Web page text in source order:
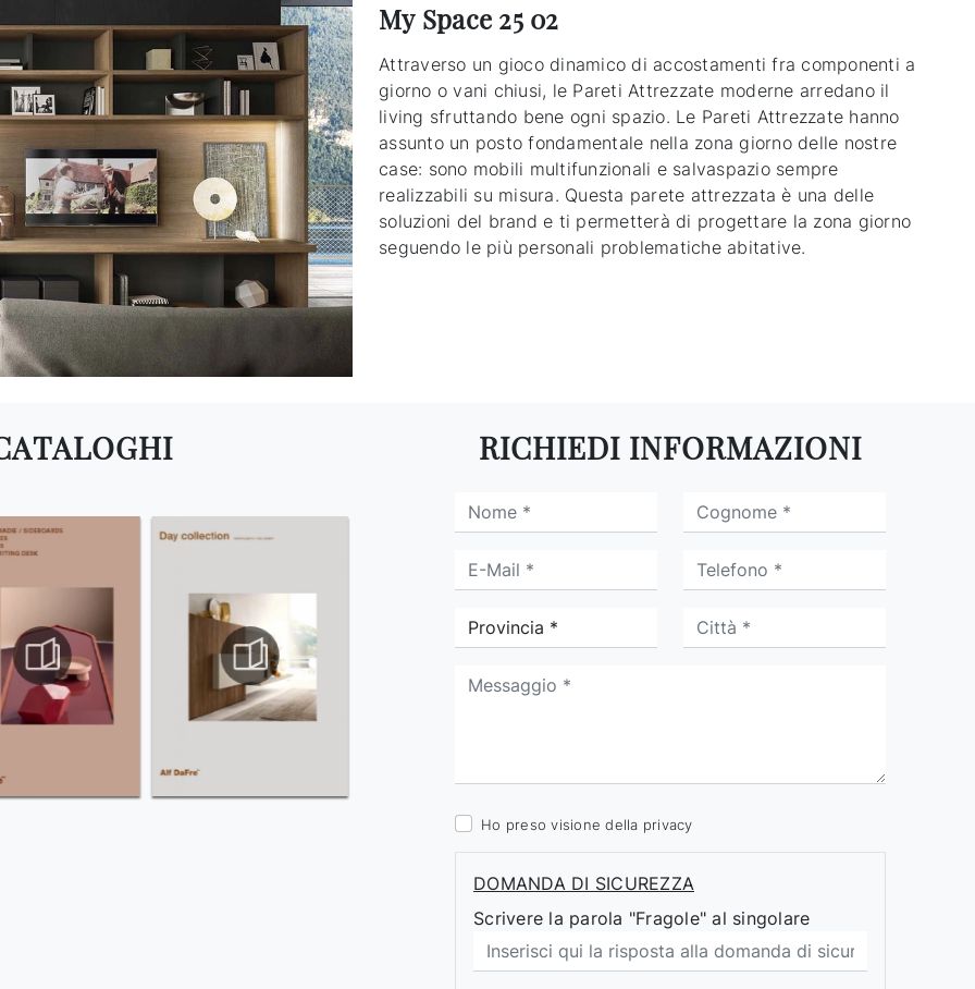
My Space 25 02
Attraverso un gioco dinamico di accostamenti fra componenti a
giorno o vani chiusi, le Pareti Attrezzate moderne arredano il
living sfruttando bene ogni spazio. Le Pareti Attrezzate hanno
assunto un posto fondamentale nella zona giorno delle nostre
case: sono mobili multifunzionali e salvaspazio sempre
realizzabili su misura. Questa parete attrezzata è una delle
soluzioni del brand e ti permetterà di progettare la zona giorno
seguendo le più personali problematiche abitative.
RICHIEDI INFORMAZIONI
Ho preso visione della privacy
DOMANDA DI SICUREZZA
Scrivere la parola "Fragole" al singolare